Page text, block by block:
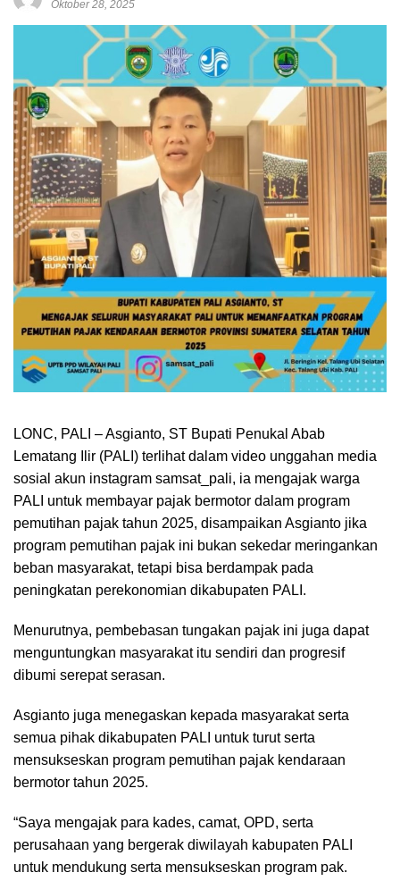
Oktober 28, 2025
LONC, PALI – Asgianto, ST Bupati Penukal Abab
Lematang Ilir (PALI) terlihat dalam video unggahan media
sosial akun instagram samsat_pali, ia mengajak warga
PALI untuk membayar pajak bermotor dalam program
pemutihan pajak tahun 2025, disampaikan Asgianto jika
program pemutihan pajak ini bukan sekedar meringankan
beban masyarakat, tetapi bisa berdampak pada
peningkatan perekonomian dikabupaten PALI.
Menurutnya, pembebasan tungakan pajak ini juga dapat
menguntungkan masyarakat itu sendiri dan progresif
dibumi serepat serasan.
Asgianto juga menegaskan kepada masyarakat serta
semua pihak dikabupaten PALI untuk turut serta
mensukseskan program pemutihan pajak kendaraan
bermotor tahun 2025.
“Saya mengajak para kades, camat, OPD, serta
perusahaan yang bergerak diwilayah kabupaten PALI
untuk mendukung serta mensukseskan program pak.